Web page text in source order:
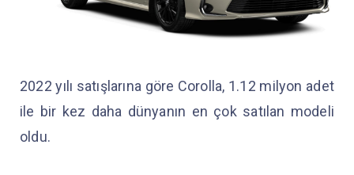
2022 yılı satışlarına göre Corolla, 1.12 milyon adet
ile bir kez daha dünyanın en çok satılan modeli
oldu.